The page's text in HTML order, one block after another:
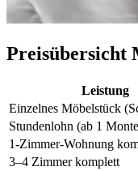
Preisübersicht
Leistung
Einzelnes Möbelstück
Stundenlohn (ab 1
1-Zimmer-Wohnung
3–4 Zimmer komplett